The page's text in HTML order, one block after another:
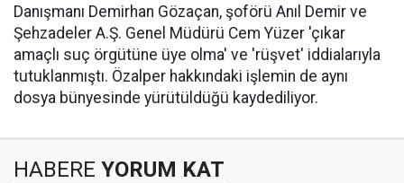
Danışmanı Demirhan Gözaçan, şoförü Anıl Demir ve
Şehzadeler A.Ş. Genel Müdürü Cem Yüzer 'çıkar
amaçlı suç örgütüne üye olma' ve 'rüşvet' iddialarıyla
tutuklanmıştı. Özalper hakkındaki işlemin de aynı
dosya bünyesinde yürütüldüğü kaydediliyor.
HABERE YORUM KAT